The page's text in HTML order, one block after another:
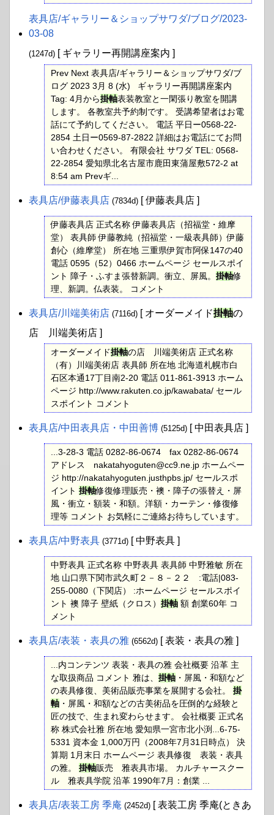
表具店​/ギャラリー＆ショップサワダ​/ブログ​/2023-
03-08
(1247d) [ ギャラリー再開講座案内 ]
Prev Next 表具店/ギャラリー＆ショップサワダ/ブ
ログ 2023 3月 8 (水) ギャラリー再開講座案内
Tag: 4月から掛軸表装教室と一閑張り教室を開講
します。 各教室共予約制です。 受講希望者はお電
話にて予約してください。 電話 平日ー0568-22-
2854 土日ー0569-87-2822 詳細はお電話にてお問
い合わせください。 有限会社 サワダ TEL: 0568-
22-2854 愛知県北名古屋市鹿田東蒲屋敷572-2 at
8:54 am Prevギ...
表具店​/伊藤表具店 (7834d) [ 伊藤表具店 ]
伊藤表具店 正式名称 伊藤表具店（招福堂・維摩
堂） 表具師 伊藤教純（招福堂・一級表具師）伊藤
創心（維摩堂） 所在地 三重県伊賀市阿保147の40
電話 0595（52）0466 ホームページ セールスポイ
ント 障子・ふすま張替新調。衝立、屏風。 掛軸修
理、新調。仏表装。 コメント
表具店​/川端美術店 (7116d) [ オーダーメイド掛軸の
店 川端美術店 ]
オーダーメイド掛軸の店 川端美術店 正式名称
（有）川端美術店 表具師 所在地 北海道札幌市白
石区本通17丁目南2-20 電話 011-861-3913 ホーム
ページ http://www.rakuten.co.jp/kawabata/ セール
スポイント コメント
表具店​/中田表具店・中田善博 (5125d) [ 中田表具店 ]
...3-28-3 電話 0282-86-0674 fax 0282-86-0674
アドレス nakatahyoguten@cc9.ne.jp ホームペー
ジ http://nakatahyoguten.justhpbs.jp/ セールスポ
イント 掛軸修復修理販売・襖・障子の張替え・屏
風・衝立・額装・和額。洋額・カーテン・修復修
理等 コメント お気軽にご連絡お待ちしています。
表具店​/中野表具 (3771d) [ 中野表具 ]
中野表具 正式名称 中野表具 表具師 中野雅敏 所在
地 山口県下関市武久町２－８－２２ :電話|083-
255-0080（下関店） :ホームページ セールスポイ
ント 襖 障子 壁紙（クロス） 掛軸 額 創業60年 コ
メント
表具店​/表装・表具の雅 (6562d) [ 表装・表具の雅 ]
...内コンテンツ 表装・表具の雅 会社概要 沿革 主
な取扱商品 コメント 雅は、 掛軸 ・屏風・和額など
の表具修復、美術品販売事業を展開する会社。 掛
軸 ・屏風・和額などの古美術品を圧倒的な経験と
匠の技で、生まれ変わらせます。 会社概要 正式名
称 株式会社雅 所在地 愛知県一宮市北小渕...6-75-
5331 資本金 1,000万円（2008年7月31日時点） 決
算期 1月末日 ホームページ 表具修復 表装・表具
の雅。 掛軸販売 雅表具市場。 カルチャースクー
ル 雅表具学院 沿革 1990年7月：創業 ...
表具店​/表装工房 季庵 (2452d) [ 表装工房 季庵(ときあ
click to expand contents